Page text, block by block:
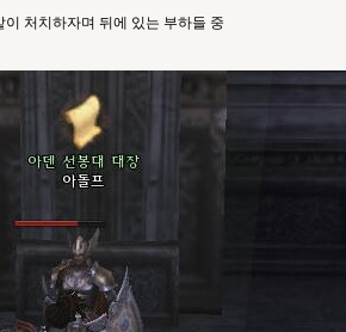
처치하자며 뒤에 있는 부하들 중